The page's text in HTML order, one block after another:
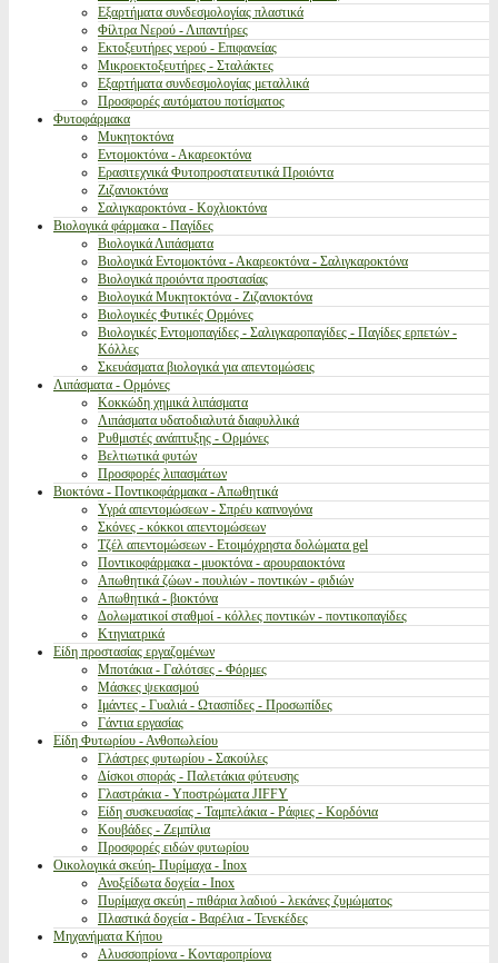
Εξαρτήματα συνδεσμολογίας πλαστικά
Φίλτρα Νερού - Λιπαντήρες
Εκτοξευτήρες νερού - Επιφανείας
Μικροεκτοξευτήρες - Σταλάκτες
Εξαρτήματα συνδεσμολογίας μεταλλικά
Προσφορές αυτόματου ποτίσματος
Φυτοφάρμακα
Μυκητοκτόνα
Εντομοκτόνα - Ακαρεοκτόνα
Ερασιτεχνικά Φυτοπροστατευτικά Προιόντα
Ζιζανιοκτόνα
Σαλιγκαροκτόνα - Κοχλιοκτόνα
Βιολογικά φάρμακα - Παγίδες
Βιολογικά Λιπάσματα
Βιολογικά Εντομοκτόνα - Ακαρεοκτόνα - Σαλιγκαροκτόνα
Βιολογικά προιόντα προστασίας
Βιολογικά Μυκητοκτόνα - Ζιζανιοκτόνα
Βιολογικές Φυτικές Ορμόνες
Βιολογικές Εντομοπαγίδες - Σαλιγκαροπαγίδες - Παγίδες ερπετών -
Κόλλες
Σκευάσματα βιολογικά για απεντομώσεις
Λιπάσματα - Ορμόνες
Κοκκώδη χημικά λιπάσματα
Λιπάσματα υδατοδιαλυτά διαφυλλικά
Ρυθμιστές ανάπτυξης - Ορμόνες
Βελτιωτικά φυτών
Προσφορές λιπασμάτων
Βιοκτόνα - Ποντικοφάρμακα - Απωθητικά
Υγρά απεντομώσεων - Σπρέυ καπνογόνα
Σκόνες - κόκκοι απεντομώσεων
Τζέλ απεντομώσεων - Ετοιμόχρηστα δολώματα gel
Ποντικοφάρμακα - μυοκτόνα - αρουραιοκτόνα
Απωθητικά ζώων - πουλιών - ποντικών - φιδιών
Απωθητικά - βιοκτόνα
Δολωματικοί σταθμοί - κόλλες ποντικών - ποντικοπαγίδες
Κτηνιατρικά
Είδη προστασίας εργαζομένων
Μποτάκια - Γαλότσες - Φόρμες
Μάσκες ψεκασμού
Ιμάντες - Γυαλιά - Ωτασπίδες - Προσωπίδες
Γάντια εργασίας
Είδη Φυτωρίου - Ανθοπωλείου
Γλάστρες φυτωρίου - Σακούλες
Δίσκοι σποράς - Παλετάκια φύτευσης
Γλαστράκια - Υποστρώματα JIFFY
Είδη συσκευασίας - Ταμπελάκια - Ράφιες - Κορδόνια
Κουβάδες - Ζεμπίλια
Προσφορές ειδών φυτωρίου
Οικολογικά σκεύη- Πυρίμαχα - Inox
Ανοξείδωτα δοχεία - Inox
Πυρίμαχα σκεύη - πιθάρια λαδιού - λεκάνες ζυμώματος
Πλαστικά δοχεία - Βαρέλια - Τενεκέδες
Μηχανήματα Κήπου
Αλυσσοπρίονα - Κονταροπρίονα